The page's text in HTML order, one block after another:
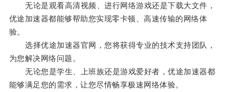
无论是观看高清视频、进行网络游戏还是下载大文件，
优途加速器都能够帮助您实现零卡顿、高速传输的网络体
验。
选择优途加速器官网，您将获得专业的技术支持团队，
为您解决网络问题。
无论您是学生、上班族还是游戏爱好者，优途加速器都
能够满足您的需求，让您尽情畅享极速网络体验。